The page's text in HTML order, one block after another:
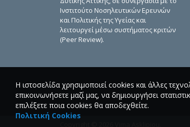
Ινστιτούτο Νοσηλευτικών Ερευνών
και Πολιτικής της Υγείας και
λειτουργεί μέσω συστήματος κριτών
(Peer Review).
Η ιστοσελίδα χρησιμοποιεί cookies και άλλες
επικοινωνήσετε μαζί μας, να δημιουργήσει
επιλέξετε ποια cookies θα αποδεχθείτε.
Πολιτική Cookies